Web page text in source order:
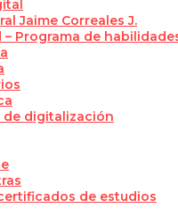
Jaime Correales J.
– Programa de
de digitalización
de estudios